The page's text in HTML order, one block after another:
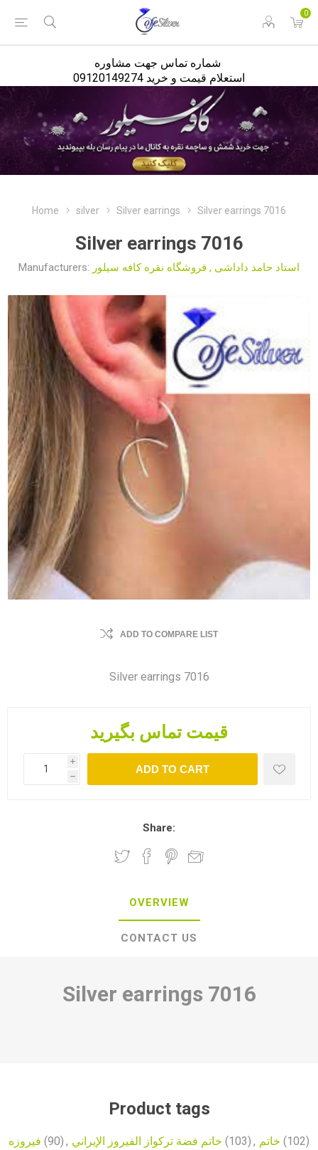
0
استعلام قیمت و خرید 09120149274
Home silver Silver earrings Silver earrings 7016
Silver earrings 7016
Manufacturers: استاد حامد داداشی , فروشگاه نقره کافه سیلور
ADD TO COMPARE LIST
Silver earrings 7016
قیمت تماس بگیرید
i
h
ADD TO CART
Share:
OVERVIEW
CONTACT US
Silver earrings 7016
Product tags
فیروزه (90) , خاتم فضة تركواز الفيروز الإيراني (103) , خاتم (102)